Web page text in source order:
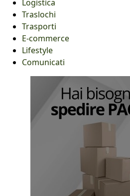
Logistica
Traslochi
Trasporti
E-commerce
Lifestyle
Comunicati